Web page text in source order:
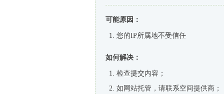
可能原因：
您的IP所属地不受信任
如何解决：
检查提交内容；
如网站托管，请联系空间提供商；